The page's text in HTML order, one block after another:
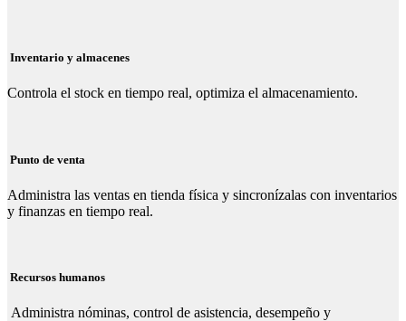
Inventario y almacenes
Controla el stock en tiempo real, optimiza el almacenamiento.
Punto de venta
Administra las ventas en tienda física y sincronízalas con inventarios
y finanzas en tiempo real.
Recursos humanos
Administra nóminas, control de asistencia, desempeño y